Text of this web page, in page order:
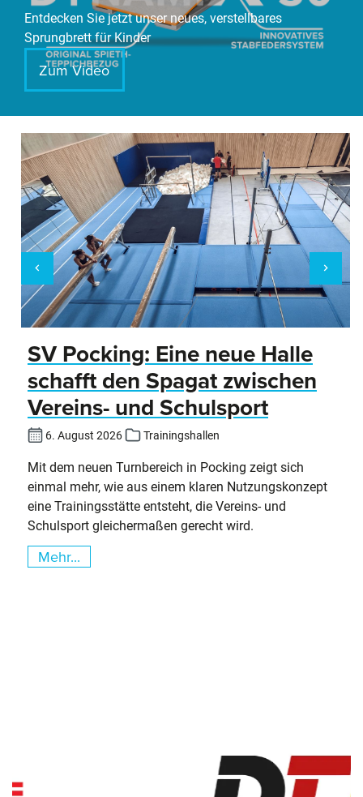
Entdecken Sie jetzt unser neues, verstellbares
Sprungbrett für Kinder
Zum Video
SV Pocking: Eine neue Halle
schafft den Spagat zwischen
Vereins- und Schulsport
6. August 2026 Trainingshallen
Mit dem neuen Turnbereich in Pocking zeigt sich
einmal mehr, wie aus einem klaren Nutzungskonzept
eine Trainingsstätte entsteht, die Vereins- und
Schulsport gleichermaßen gerecht wird.
Mehr...